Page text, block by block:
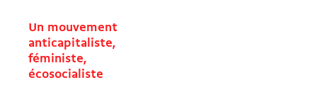
Un mouvement
anticapitaliste,
féministe,
écosocialiste